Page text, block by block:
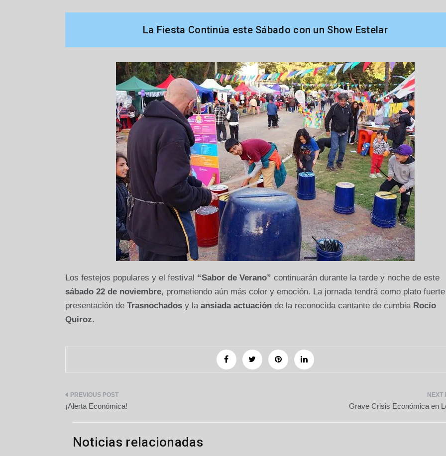
La Fiesta Continúa este Sábado con un Show Estelar
Los festejos populares y el festival “Sabor de Verano” continuarán durante la tarde y noche de este
sábado 22 de noviembre, prometiendo aún más color y emoción. La jornada tendrá como plato
presentación de Trasnochadosy la ansiada actuaciónde la reconocida cantante de cumbia Rocío
Quiroz.
Navegación
de
entradas
¡Alerta Económica! Grave Crisis Económica en
Noticias relacionadas